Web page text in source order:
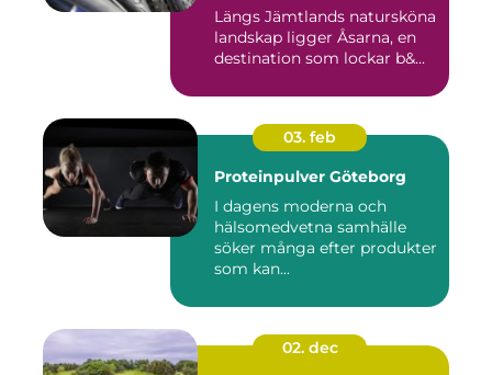
Längs Jämtlands natursköna
landskap ligger Åsarna, en
destination som lockar b&...
03. feb
Proteinpulver Göteborg
I dagens moderna och
hälsomedvetna samhälle
söker många efter produkter
som kan...
02. dec